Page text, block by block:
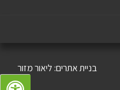
בניית אתרים: ליאור מזור